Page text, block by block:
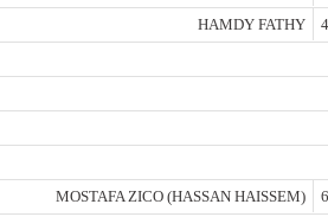
HAMDY FATHY
MOSTAFA ZICO (HASSAN HAISSEM)